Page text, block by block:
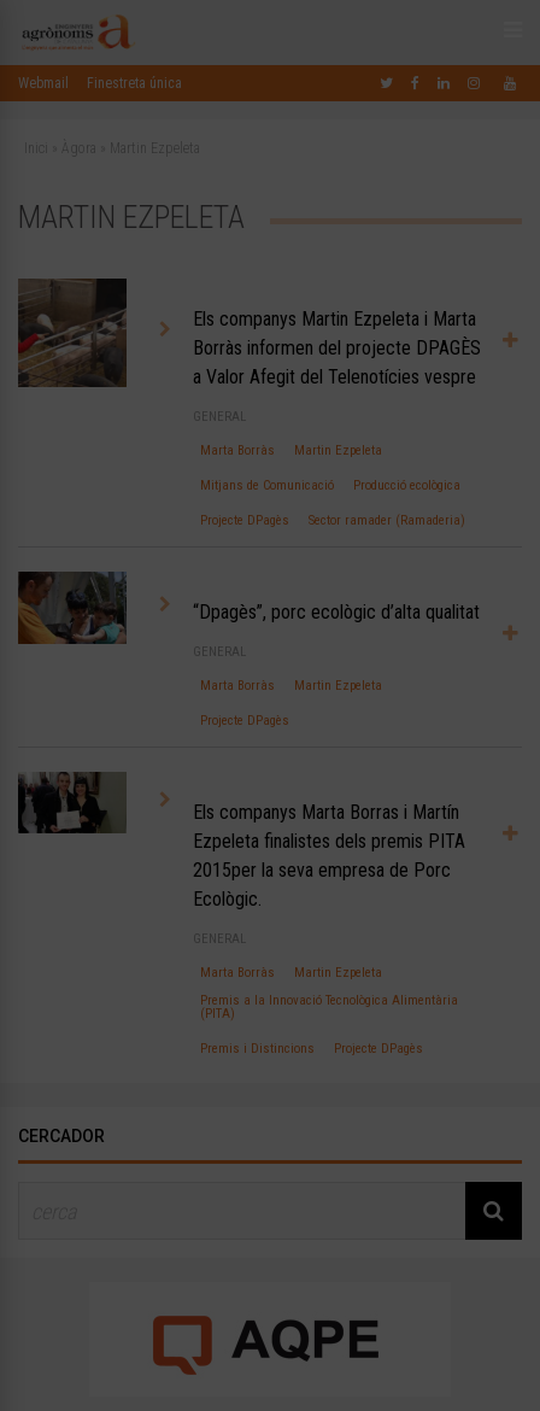
Webmail Finestreta única
Inici Àgora Martin Ezpeleta
MARTIN EZPELETA
Els companys Martin Ezpeleta i Marta
Borràs informen del projecte DPAGÈS
a Valor Afegit del Telenotícies vespre
GENERAL
Marta Borràs Martin Ezpeleta
Mitjans de Comunicació Producció ecològica
Projecte DPagès Sector ramader (Ramaderia)
“Dpagès”, porc ecològic d’alta qualitat
GENERAL
Marta Borràs Martin Ezpeleta
Projecte DPagès
Els companys Marta Borras i Martín
Ezpeleta finalistes dels premis PITA
2015per la seva empresa de Porc
Ecològic.
GENERAL
Marta Borràs
Martin Ezpeleta
Premis a la Innovació Tecnològica Alimentària
(PITA)
Premis i Distincions Projecte DPagès
CERCADOR